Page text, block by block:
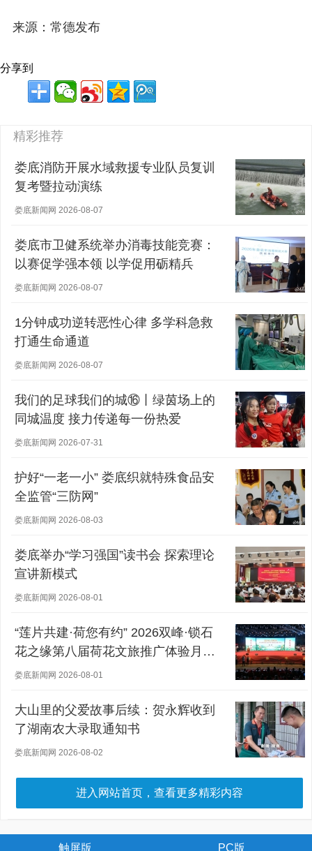
来源：常德发布
分享到
精彩推荐
娄底消防开展水域救援专业队员复训
复考暨拉动演练
娄底新闻网 2026-08-07
娄底市卫健系统举办消毒技能竞赛：
以赛促学强本领 以学促用砺精兵
娄底新闻网 2026-08-07
1分钟成功逆转恶性心律 多学科急救
打通生命通道
娄底新闻网 2026-08-07
我们的足球我们的城⑯丨绿茵场上的
同城温度 接力传递每一份热爱
娄底新闻网 2026-07-31
护好“一老一小” 娄底织就特殊食品安
全监管“三防网”
娄底新闻网 2026-08-03
娄底举办“学习强国”读书会 探索理论
宣讲新模式
娄底新闻网 2026-08-01
“莲片共建·荷您有约” 2026双峰·锁石
花之缘第八届荷花文旅推广体验月盛
大开幕
娄底新闻网 2026-08-01
大山里的父爱故事后续：贺永辉收到
了湖南农大录取通知书
娄底新闻网 2026-08-02
进入网站首页，查看更多精彩内容
触屏版 PC版